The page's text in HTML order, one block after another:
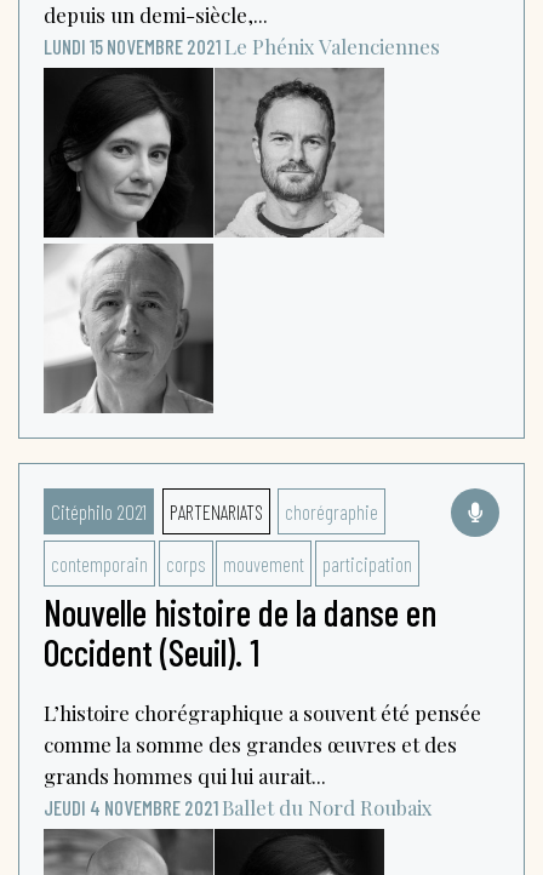
depuis un demi-siècle,...
LUNDI 15 NOVEMBRE 2021 Le PhénixValenciennes
Citéphilo 2021 PARTENARIATS chorégraphie
contemporain corps mouvement participation
Nouvelle histoire de la danse en
Occident (Seuil). 1
L’histoire chorégraphique a souvent été pensée
comme la somme des grandes œuvres et des
grands hommes qui lui aurait...
JEUDI 4 NOVEMBRE 2021 Ballet du Nord Roubaix